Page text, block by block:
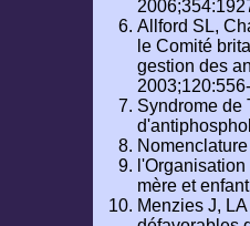
Allford SL,
le Comité
gestion des
Syndrome de
mère et
Menzies J,